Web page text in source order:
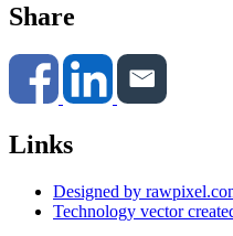
Share
Links
Designed by
Technology vector